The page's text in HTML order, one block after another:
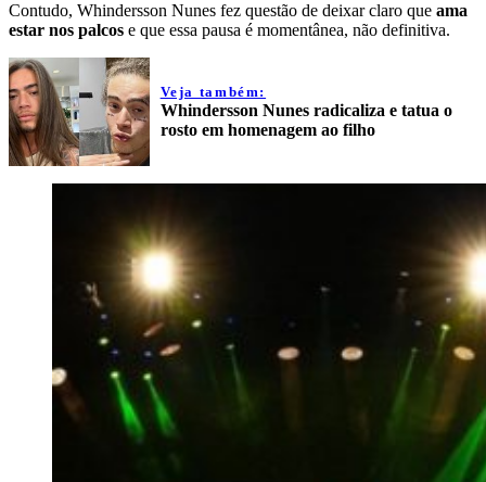
Contudo, Whindersson Nunes fez questão de deixar claro que ama
estar nos palcos e que essa pausa é momentânea, não definitiva.
Veja também:
Whindersson Nunes radicaliza e tatua o
rosto em homenagem ao filho